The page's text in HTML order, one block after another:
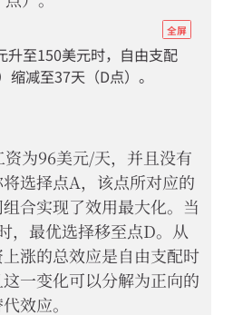
全屏
07-
图
e3-
4
升至150美元时，自由支配
缩减至37天（D点）。
为96美元/天，并且没有
选择点A，该点所对应的
合实现了效用最大化。当
，最优选择移至点D。从
涨的总效应是自由支配时
一变化可以分解为正向的
效应。